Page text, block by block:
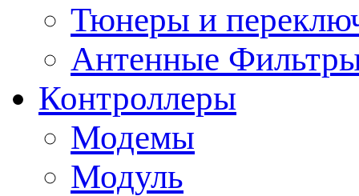
Тюнеры и
Антенные
Контроллеры
Модемы
Модуль